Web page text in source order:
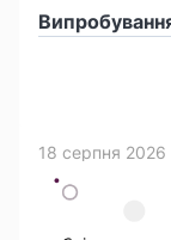
18 серпня 2026